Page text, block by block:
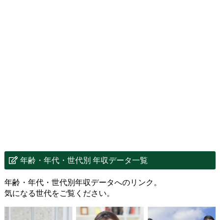
年齢・年代・世代別 年収データ一覧
年齢・年代・世代別年収データへのリンク。
気になる世代をご覧ください。